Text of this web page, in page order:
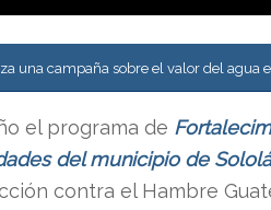
una campaña sobre el valor del agua
el programa de
del municipio de Sololá
contra el Hambre